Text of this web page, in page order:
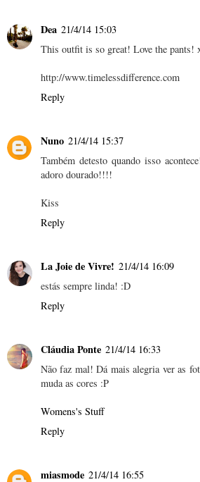
Dea 21/4/14 15:03
This outfit is so great! Love the pants!
http://www.timelessdifference.com
Reply
Nuno 21/4/14 15:37
Também detesto quando isso
adoro dourado!!!!
Kiss
Reply
La Joie de Vivre! 21/4/14 16:09
estás sempre linda! :D
Reply
Cláudia Ponte 21/4/14 16:33
Não faz mal! Dá mais alegria ver as
muda as cores :P
Womens's Stuff
Reply
miasmode 21/4/14 16:55